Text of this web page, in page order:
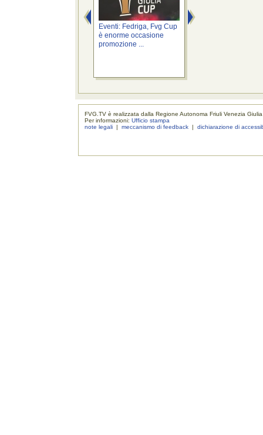
Eventi: Fedriga, Fvg Cup
è enorme occasione
promozione ...
FVG.TV è realizzata dalla Regione Autonoma Friuli Venezia Giulia
Per informazioni:Ufficio stampa
note legali |meccanismo di feedback |dichiarazione di